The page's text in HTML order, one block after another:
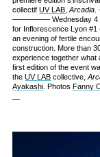
collectifUV LAB ,Arcadia
————— Wednesday 4
for Inflorescence Lyon
an evening of fertile
construction. More than
experience together what
first edition of the event
theUV LAB collective,
Ayakashi . PhotosFanny
—